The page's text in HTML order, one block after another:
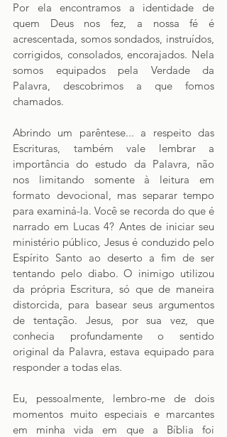
Por ela encontramos a identidade de
quem Deus nos fez, a nossa fé é
acrescentada, somos sondados, instruídos,
corrigidos, consolados, encorajados. Nela
somos equipados pela Verdade da
Palavra, descobrimos a que fomos
chamados.
Abrindo um parêntese... a respeito das
Escrituras, também vale lembrar a
importância do estudo da Palavra, não
nos limitando somente à leitura em
formato devocional, mas separar tempo
para examiná-la. Você se recorda do que é
narrado em Lucas 4? Antes de iniciar seu
ministério público, Jesus é conduzido pelo
Espírito Santo ao deserto a fim de ser
tentando pelo diabo. O inimigo utilizou
da própria Escritura, só que de maneira
distorcida, para basear seus argumentos
de tentação. Jesus, por sua vez, que
conhecia profundamente o sentido
original da Palavra, estava equipado para
responder a todas elas.
Eu, pessoalmente, lembro-me de dois
momentos muito especiais e marcantes
em minha vida em que a Bíblia foi